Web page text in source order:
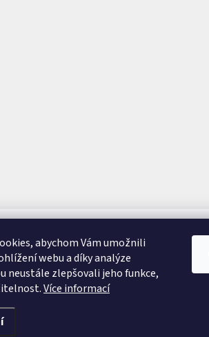
abychom Vám umožnili
webu a díky analýze
neustále zlepšovali jeho funkce,
Více informací